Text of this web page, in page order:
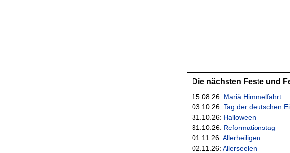
Die nächsten Feste und
15.08.26: Mariä Himmelfahrt
03.10.26: Tag der deutschen
31.10.26: Halloween
31.10.26: Reformationstag
01.11.26: Allerheiligen
02.11.26: Allerseelen